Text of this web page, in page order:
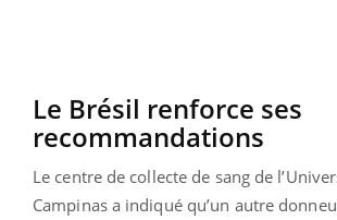
Le Brésil renforce ses
recommandations
Le centre de collecte de sang de
Campinas a indiqué qu’un autre